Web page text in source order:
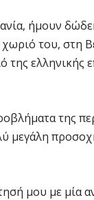
ήμουν
του, στη
ελληνικής
της
μεγάλη
μου με μία